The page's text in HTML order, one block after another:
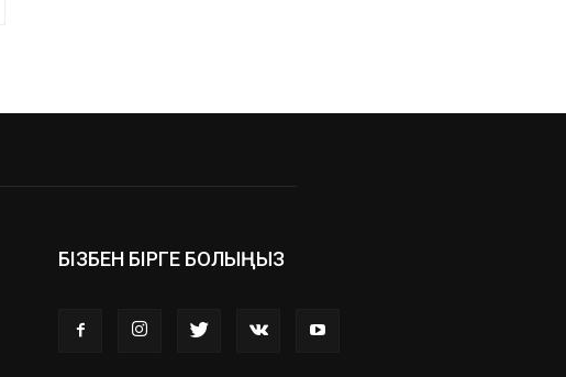
БІЗБЕН БІРГЕ БОЛЫҢЫЗ